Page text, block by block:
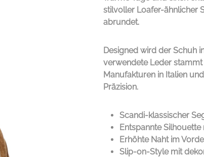
stilvoller Loafer-ähnlicher
abrundet.
Designed wird der Schuh
verwendete Leder
Manufakturen in Italien
Präzision.
Scandi-klassischer
Entspannte
Erhöhte Naht im
Slip-on-Style mit